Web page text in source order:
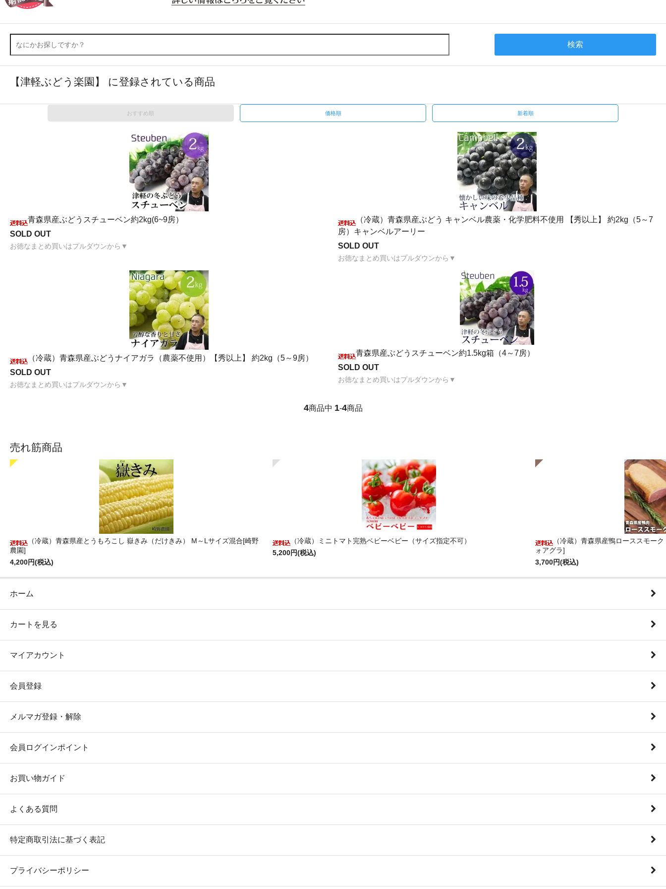
検索
【津軽ぶどう楽園】 に登録されている商品
おすすめ順 価格順 新着順
青森県産ぶどうスチューベン約2kg(6~9房）
SOLD OUT
お徳なまとめ買いはプルダウンから▼
（冷蔵）青森県産ぶどう キャンベル農薬・化学肥料不使用 【秀以上】 約2kg（5～7
房）キャンベルアーリー
SOLD OUT
お徳なまとめ買いはプルダウンから▼
（冷蔵）青森県産ぶどうナイアガラ（農薬不使用）【秀以上】 約2kg（5～9房）
SOLD OUT
お徳なまとめ買いはプルダウンから▼
青森県産ぶどうスチューベン約1.5kg箱（4～7房）
SOLD OUT
お徳なまとめ買いはプルダウンから▼
4商品中 1-4商品
売れ筋商品
（冷蔵）青森県産とうもろこし 嶽きみ（だけきみ） M～Lサイズ混合[崎野
農園]
4,200円(税込)
（冷蔵）ミニトマト完熟ベビーベビー（サイズ指定不可）
5,200円(税込)
（冷蔵）青森県産鴨ローススモー
ォアグラ]
3,700円(税込)
ホーム
カートを見る
マイアカウント
会員登録
メルマガ登録・解除
会員ログインポイント
お買い物ガイド
よくある質問
特定商取引法に基づく表記
プライバシーポリシー